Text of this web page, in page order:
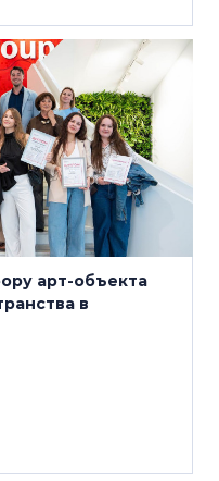
арт-объекта
в